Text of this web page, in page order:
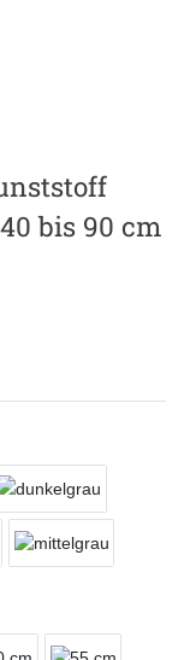
bis 90 cm